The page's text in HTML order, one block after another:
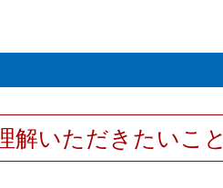
解いただきたいこと